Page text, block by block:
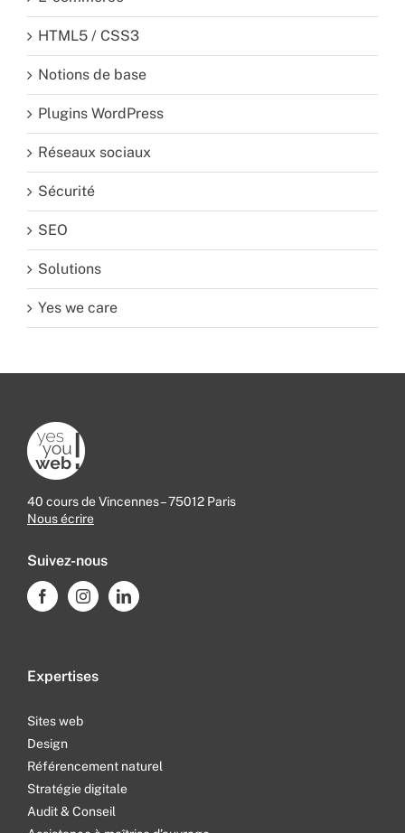
HTML5 / CSS3
Notions de base
Plugins WordPress
Réseaux sociaux
Sécurité
SEO
Solutions
Yes we care
40 cours de Vincennes – 75012 Paris
Nous écrire
Suivez-nous
Expertises
Sites web
Design
Référencement naturel
Stratégie digitale
Audit & Conseil